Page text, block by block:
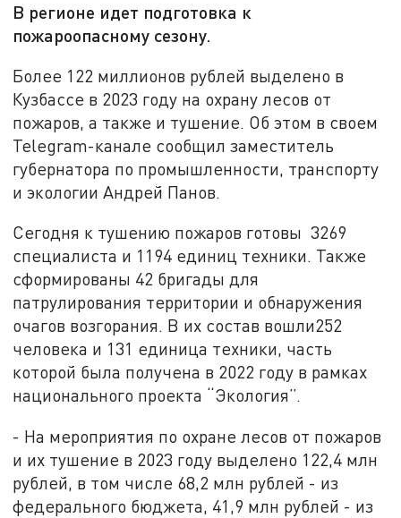
В регионе идет подготовка к
пожароопасному сезону.
Более 122 миллионов рублей выделено в
Кузбассе в 2023 году на охрану лесов от
пожаров, а также и тушение. Об этом в своем
Telegram-канале сообщил заместитель
губернатора по промышленности, транспорту
и экологии Андрей Панов.
Сегодня к тушению пожаров готовы 3269
специалиста и 1194 единиц техники. Также
сформированы 42 бригады для
патрулирования территории и обнаружения
очагов возгорания. В их состав вошли252
человека и 131 единица техники, часть
которой была получена в 2022 году в рамках
национального проекта “Экология”.
- На мероприятия по охране лесов от пожаров
и их тушение в 2023 году выделено 122,4 млн
рублей, в том числе 68,2 млн рублей - из
федерального бюджета, 41,9 млн рублей - из